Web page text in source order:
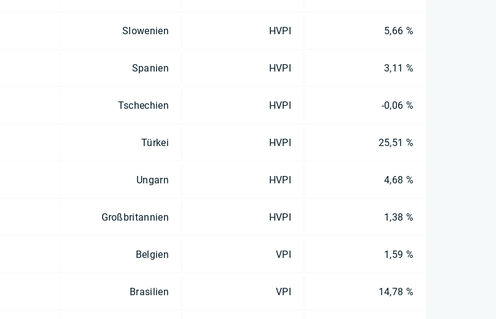
Slowenien HVPI 5,66 %
Spanien HVPI 3,11 %
Tschechien HVPI -0,06 %
Türkei HVPI 25,51 %
Ungarn HVPI 4,68 %
Großbritannien HVPI 1,38 %
Belgien VPI 1,59 %
Brasilien VPI 14,78 %